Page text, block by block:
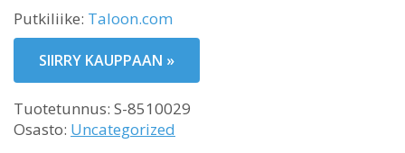
Putkiliike: Taloon.com
SIIRRY KAUPPAAN »
Tuotetunnus: S-8510029
Osasto: Uncategorized